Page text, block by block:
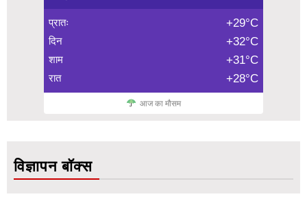
प्रातः +29°C
दिन +32°C
शाम +31°C
रात +28°C
आज का मौसम
विज्ञापन बॉक्स